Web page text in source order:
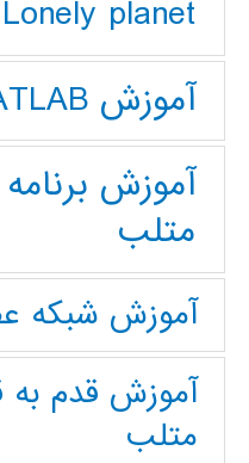
Lonely planet
آموزش MATLAB
آموزش
متلب
آموزش شبکه
آموزش قدم به
متلب